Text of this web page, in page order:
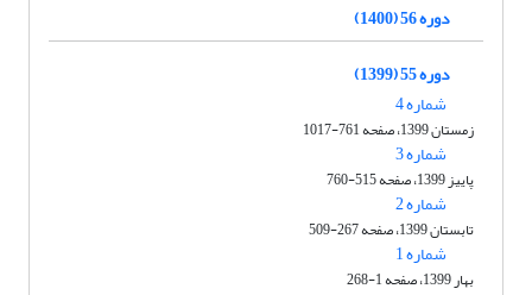
دوره 56 (1400)
دوره 55 (1399)
شماره 4
زمستان 1399، صفحه 761-1017
شماره 3
پاییز 1399، صفحه 515-760
شماره 2
تابستان 1399، صفحه 267-509
شماره 1
بهار 1399، صفحه 1-268